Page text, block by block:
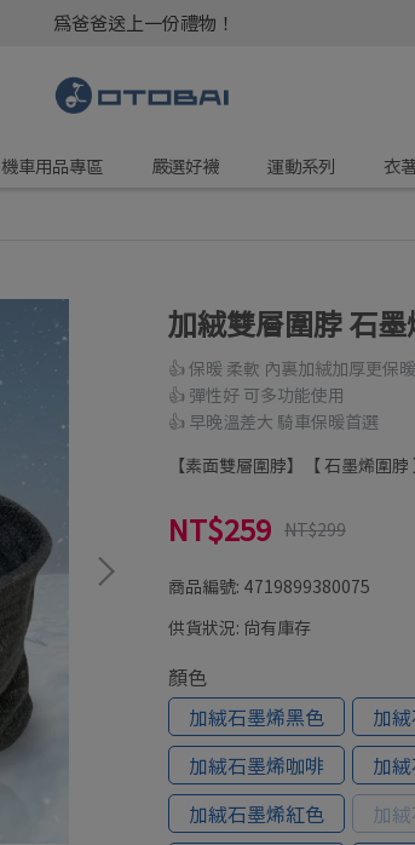
為爸爸送上一份禮物！
機車用品專區 嚴選好襪 運動系列 衣
加絨雙層圍脖 石
👍 保暖 柔軟 內裏加絨加厚更保暖
👍 彈性好 可多功能使用
👍 早晚溫差大 騎車保暖首選
【素面雙層圍脖】【 石墨烯圍脖
NT$259 NT$299
商品編號: 4719899380075
供貨狀況: 尚有庫存
顏色
加絨石墨烯黑色
加
加絨石墨烯咖啡
加
加絨石墨烯紅色
加